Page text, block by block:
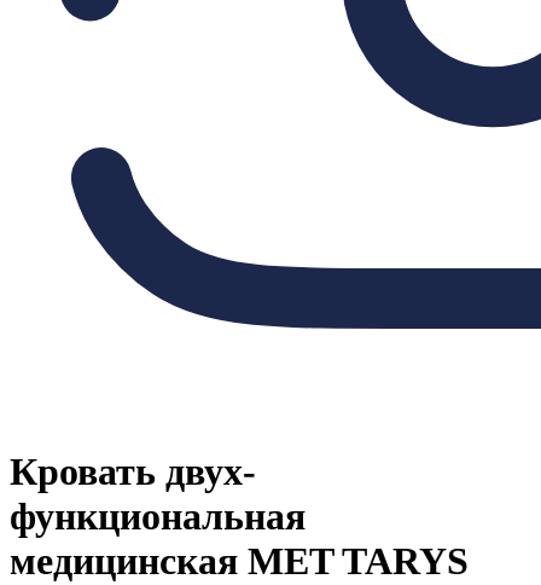
Кровать двух-
функциональная
медицинская MET TARYS